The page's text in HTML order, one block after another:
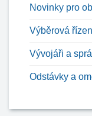
Novinky pro
Výběrová
Vývojáři a
Odstávky a